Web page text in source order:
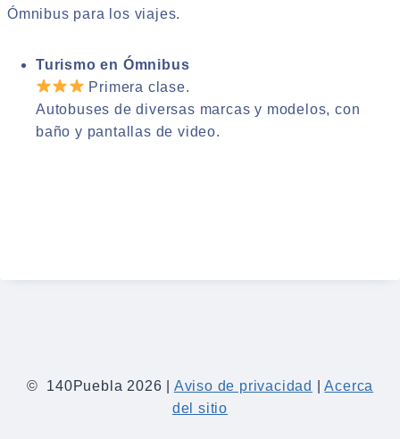
Ómnibus para los viajes.
Turismo en Ómnibus
Primera clase.
Autobuses de diversas marcas y modelos, con
baño y pantallas de video.
© 140Puebla 2026 | Aviso de privacidad |Acerca
del sitio